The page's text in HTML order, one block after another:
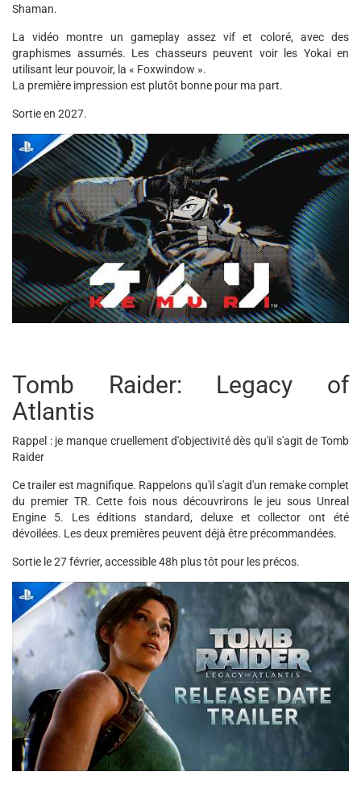
Shaman.
La vidéo montre un gameplay assez vif et coloré, avec des
graphismes assumés. Les chasseurs peuvent voir les Yokai en
utilisant leur pouvoir, la « Foxwindow ».
La première impression est plutôt bonne pour ma part.
Sortie en 2027.
Tomb Raider: Legacy of
Atlantis
Rappel : je manque cruellement d'objectivité dès qu'il s'agit de Tomb
Raider
Ce trailer est magnifique. Rappelons qu'il s'agit d'un remake complet
du premier TR. Cette fois nous découvrirons le jeu sous Unreal
Engine 5. Les éditions standard, deluxe et collector ont été
dévoilées. Les deux premières peuvent déjà être précommandées.
Sortie le 27 février, accessible 48h plus tôt pour les précos.